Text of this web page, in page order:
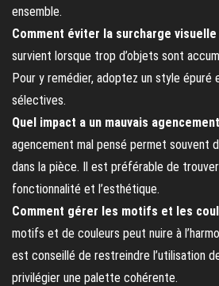
ensemble.
Comment éviter la surcharge visuelle
survient lorsque trop d’objets sont
Pour y remédier, adoptez un style épuré
sélectives.
Quel impact a un mauvais
agencement mal pensé permet souvent
dans la pièce. Il est préférable de
fonctionnalité et l’esthétique.
Comment gérer les motifs et les
motifs et de couleurs peut nuire à
est conseillé de restreindre l’utilisation
privilégier une palette cohérente.